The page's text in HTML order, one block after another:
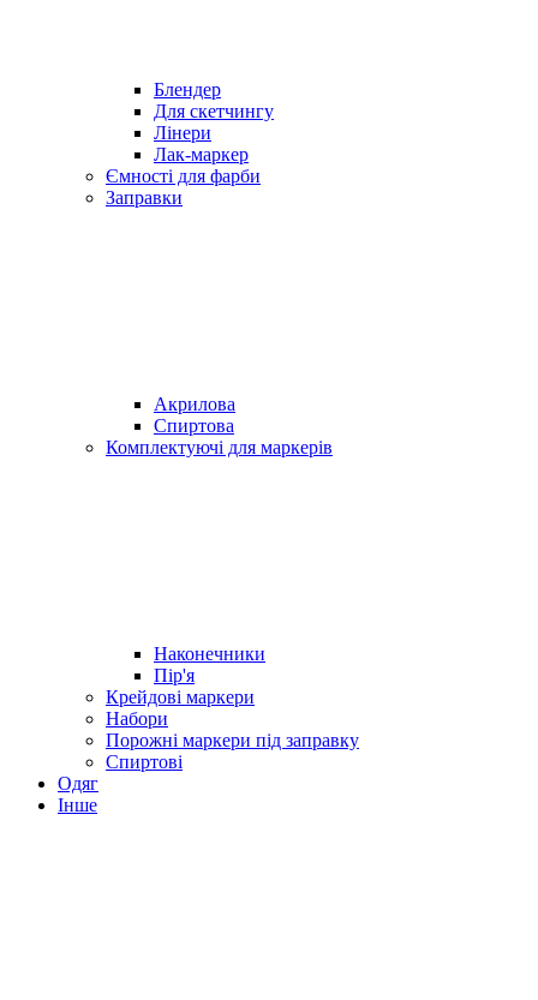
Блендер
Для скетчингу
Лінери
Лак-маркер
Ємності для фарби
Заправки
Акрилова
Спиртова
Комплектуючі для маркерів
Наконечники
Пір'я
Крейдові маркери
Набори
Порожні маркери під заправку
Спиртові
Одяг
Інше